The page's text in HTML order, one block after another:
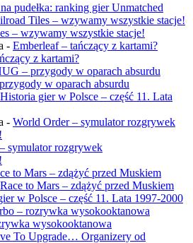
pudełka: ranking gier Unmatched
Tiles – wzywamy wszystkie stacje!
– wzywamy wszystkie stacje!
- Emberleaf – tańczący z kartami?
z kartami?
– przygody w oparach absurdu
w oparach absurdu
Historia gier w Polsce – część 11. Lata
- World Order – symulator rozgrywek
symulator rozgrywek
to Mars – zdążyć przed Muskiem
Race to Mars – zdążyć przed Muskiem
w Polsce – część 11. Lata 1997-2000
– rozrywka wysokooktanowa
wysokooktanowa
To Upgrade… Organizery od